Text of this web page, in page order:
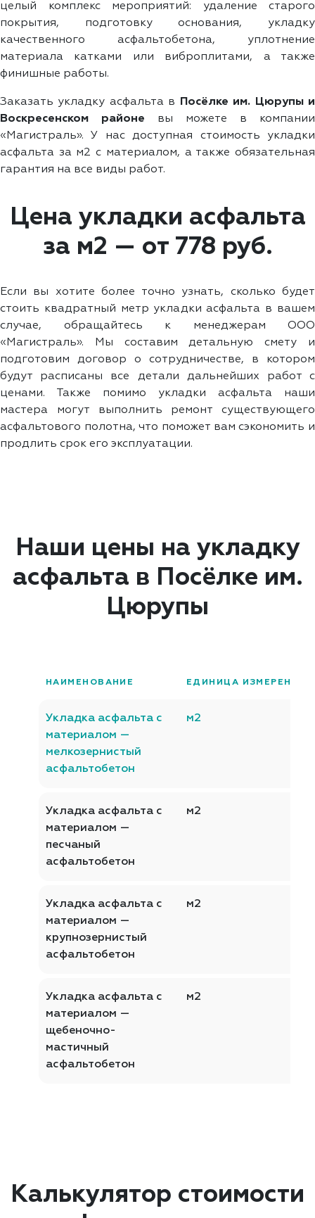
целый комплекс мероприятий: удаление старого
покрытия, подготовку основания, укладку
качественного асфальтобетона, уплотнение
материала катками или виброплитами, а также
финишные работы.
Заказать укладку асфальта в Посёлке им. Цюрупы и
Воскресенском районе вы можете в компании
«Магистраль». У нас доступная стоимость укладки
асфальта за м2 с материалом, а также обязательная
гарантия на все виды работ.
Цена укладки асфальта
за м2 — от 778 руб.
Если вы хотите более точно узнать, сколько будет
стоить квадратный метр укладки асфальта в вашем
случае, обращайтесь к менеджерам ООО
«Магистраль». Мы составим детальную смету и
подготовим договор о сотрудничестве, в котором
будут расписаны все детали дальнейших работ с
ценами. Также помимо укладки асфальта наши
мастера могут выполнить ремонт существующего
асфальтового полотна, что поможет вам сэкономить и
продлить срок его эксплуатации.
Наши цены на укладку
асфальта в Посёлке им.
Цюрупы
НАИМЕНОВАНИЕ ЕДИНИЦА ИЗМЕРЕНИЯ
Укладка асфальта с
материалом —
мелкозернистый
асфальтобетон
м2
Укладка асфальта с
материалом —
песчаный
асфальтобетон
м2
Укладка асфальта с
материалом —
крупнозернистый
асфальтобетон
м2
Укладка асфальта с
материалом —
щебеночно-
мастичный
асфальтобетон
м2
Калькулятор стоимости